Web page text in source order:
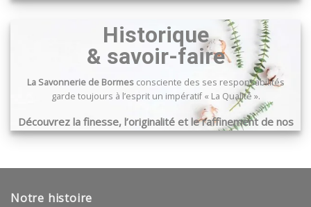
Historique
& savoir-faire
La Savonnerie de Bormesconsciente des ses responsabilités
garde toujours à l’esprit un impératif « La Qualité ».
Découvrez la finesse, l’originalité et le raffinement de nos
produits …
Notre histoire